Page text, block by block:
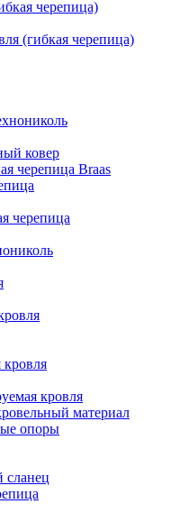
черепица)
(гибкая черепица)
ковер
черепица Braas
черепица
кровля
кровля
материал
опоры